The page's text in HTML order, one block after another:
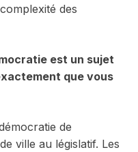
des
est un sujet
que vous
de
ville au législatif. Les